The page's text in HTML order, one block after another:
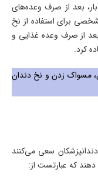
دندانپزشکان توصیه می‌کنند افراد باید روزی 2 بار، بعد از صرف وعده‌های
برای استفاده از نخ
از صرف وعده غذایی و
کرد.
مسواک زدن و نخ دندان
سعی می‌کنند
دهند که عبارتست از: